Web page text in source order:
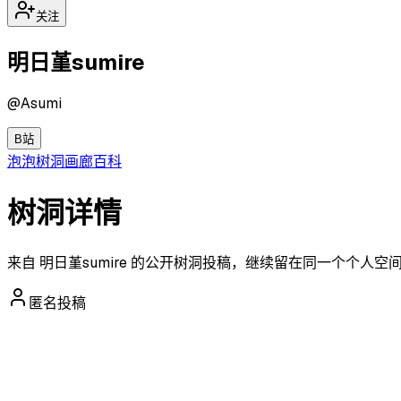
关注
明日堇sumire
@Asumi
B站
泡泡树洞画廊百科
树洞详情
来自 明日堇sumire 的公开树洞投稿，继续留在同一个个人空间
匿名投稿